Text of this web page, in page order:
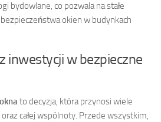
bydowlane, co pozwala na stałe
okien w budynkach
inwestycji w bezpieczne
to decyzja, która przynosi wiele
całej wspólnoty. Przede wszystkim,